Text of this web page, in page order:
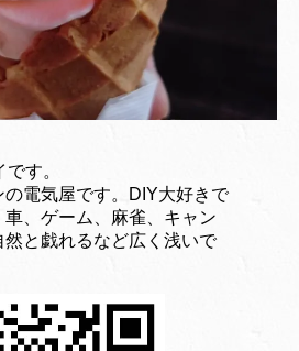
す。
の電気屋です。DIY大好きで
、ゲーム、麻雀、キャン
と戯れるなど広く浅いで